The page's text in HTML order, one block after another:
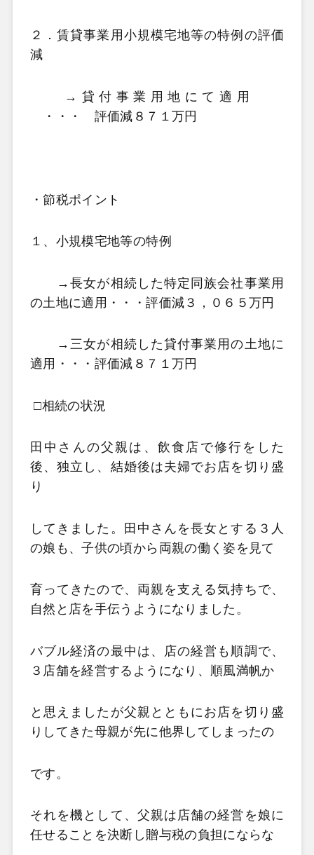
２．賃貸事業用小規模宅地等の特例の評価
減
→貸付事業用地にて適用
・・・ 評価減８７１万円
・節税ポイント
１、小規模宅地等の特例
→長女が相続した特定同族会社事業用
の土地に適用・・・評価減３，０６５万円
→三女が相続した貸付事業用の土地に
適用・・・評価減８７１万円
□相続の状況
田中さんの父親は、飲食店で修行をした
後、独立し、結婚後は夫婦でお店を切り盛
り
してきました。
田中さんを長女とする３人
の娘も、子供の頃から両親の働く姿を見て
育ってきたので、両親を支える気持ちで、
自然と店を手伝うようになりました。
バブル経済の最中は、店の経営も順調で、
３店舗を経営するようになり、順風満帆か
と思えましたが父親とともにお店を切り盛
りしてきた母親が先に他界してしまったの
です。
それを機として、父親は 店舗の経営を娘に
任せることを決断し贈与税の負担にならな